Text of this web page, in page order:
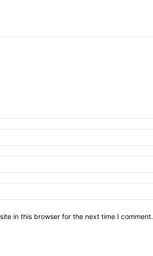
in this browser for the next time I comment.